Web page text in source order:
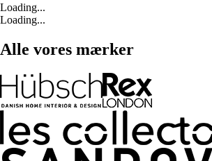
Loading...
Loading...
Alle vores mærker